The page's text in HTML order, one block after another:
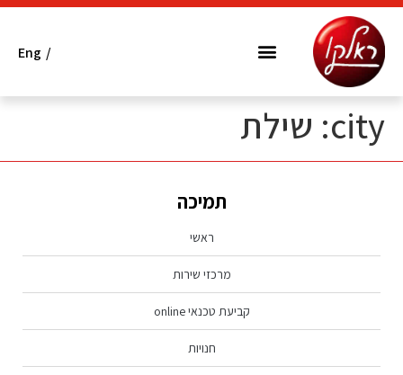
/
Eng
city: שילת
תמיכה
ראשי
מרכזי שירות
קביעת טכנאי online
חנויות